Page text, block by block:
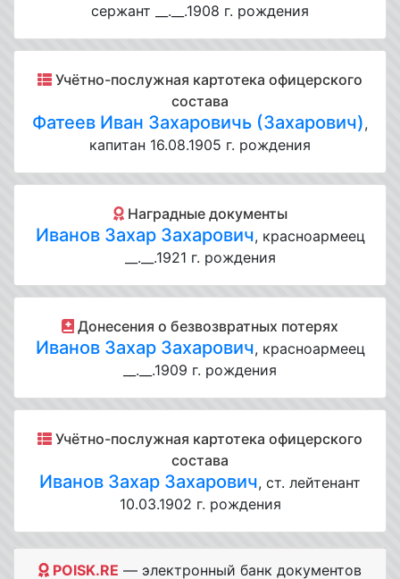
сержант __.__.1908 г. рождения
Учётно-послужная картотека офицерского
состава
Фатеев Иван Захаровичь (Захарович),
капитан 16.08.1905 г. рождения
Наградные документы
Иванов Захар Захарович, красноармеец
__.__.1921 г. рождения
Донесения о безвозвратных потерях
Иванов Захар Захарович, красноармеец
__.__.1909 г. рождения
Учётно-послужная картотека офицерского
состава
Иванов Захар Захарович, ст. лейтенант
10.03.1902 г. рождения
POISK.RE — электронный банк документов